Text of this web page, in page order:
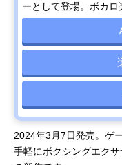
ーとして登場。ボカ
2024年3月7日発売。ゲ
手軽にボクシングエク